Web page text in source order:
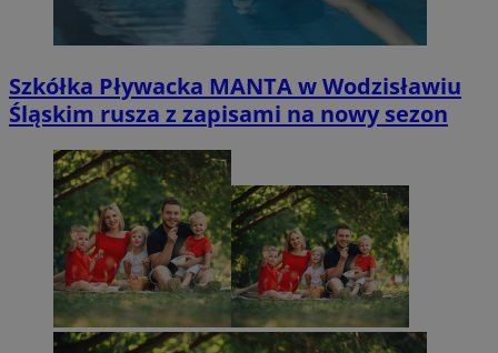
Szkółka Pływacka MANTA w Wodzisławiu
Śląskim rusza z zapisami na nowy sezon